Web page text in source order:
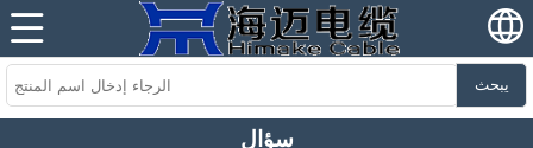
يبحث
سؤال